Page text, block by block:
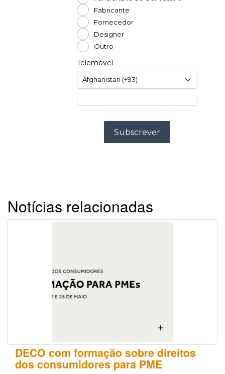
Notícias relacionadas
DECO com formação sobre direitos
dos consumidores para PME